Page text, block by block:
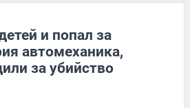
и попал за
автомеханика,
за убийство